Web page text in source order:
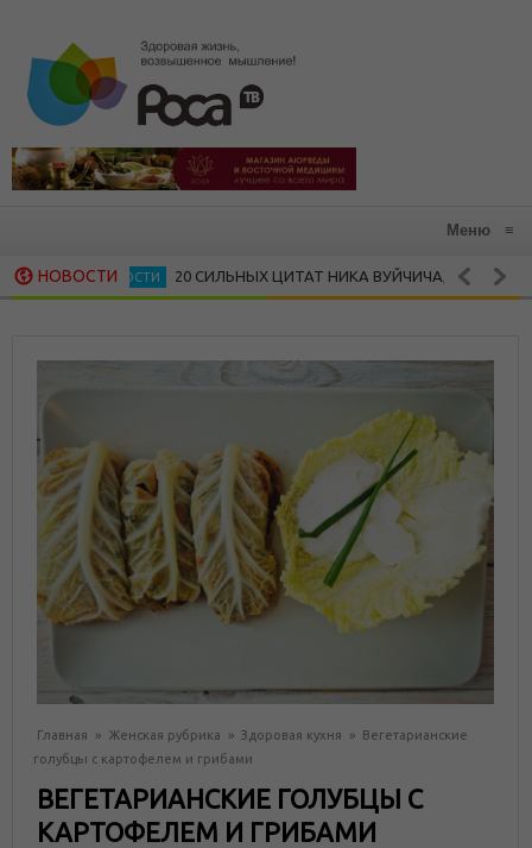
Меню ≡
НОВОСТИ
ЛИЧНОСТИ 20 СИЛЬНЫХ ЦИТАТ НИКА ВУЙЧИЧА, КОТОРЫЕ
Главная » Женская рубрика » Здоровая кухня » Вегетарианские
голубцы с картофелем и грибами
ВЕГЕТАРИАНСКИЕ ГОЛУБЦЫ С
КАРТОФЕЛЕМ И ГРИБАМИ